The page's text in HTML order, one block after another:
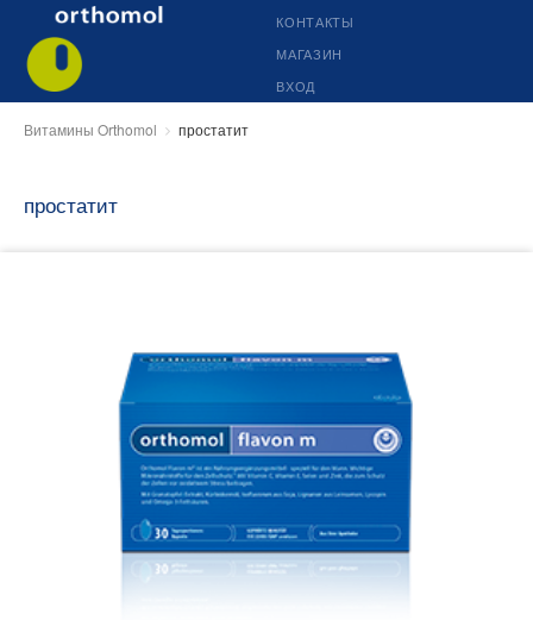
КОНТАКТЫ
МАГАЗИН
ВХОД
Витамины Orthomol простатит
простатит